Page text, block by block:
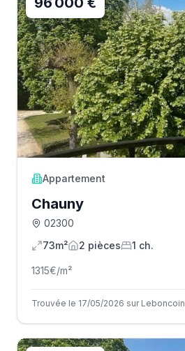
Appartement
Chauny
02300
73m²
2 pièces 1 ch.
1315€/m²
Trouvée le 17/05/2026 sur Leboncoin